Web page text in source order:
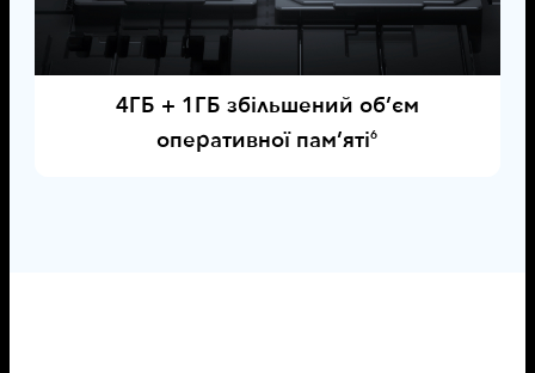
4ГБ + 1ГБ збільшений об’єм
оперативної пам’яті6